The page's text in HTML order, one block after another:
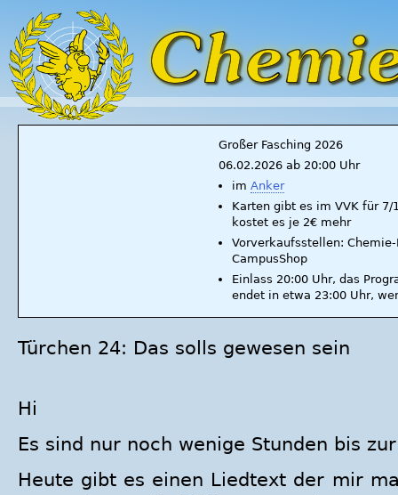
Großer Fasching 2026
06.02.2026 ab 20:00 Uhr
im Anker
Karten gibt es im VVK für 7/
kostet es je 2€ mehr
Vorverkaufsstellen:
CampusShop
Einlass 20:00 Uhr, das
endet in etwa 23:00 Uhr,
Türchen 24: Das solls gewesen sein
Hi
Es sind nur noch wenige Stunden bis
Heute gibt es einen Liedtext der mir